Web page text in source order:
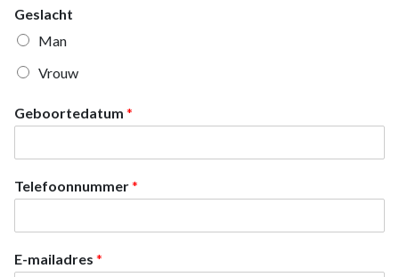
Geslacht
Man
Vrouw
Geboortedatum *
Telefoonnummer*
E-mailadres *